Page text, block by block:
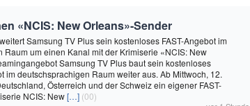
«NCIS: New Orleans»-Sender
Samsung TV Plus sein kostenloses FAST-Angebot im
Raum um einen Kanal mit der Krimiserie «NCIS: New
Samsung TV Plus baut sein kostenloses
im deutschsprachigen Raum weiter aus. Ab Mittwoch, 12.
Österreich und der Schweiz ein eigener FAST-
NCIS: New[…] (00)